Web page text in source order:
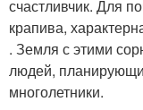
счастливчик. Для
крапива,
. Земля с этими
людей,
многолетники.